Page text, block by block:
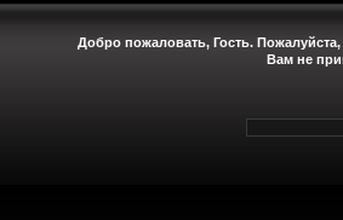
Добро пожаловать, Гость. Пожалуйста,
Вам не